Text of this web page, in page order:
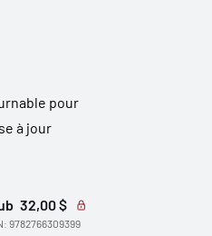
pour
à jour
32,00 $
9782766309399